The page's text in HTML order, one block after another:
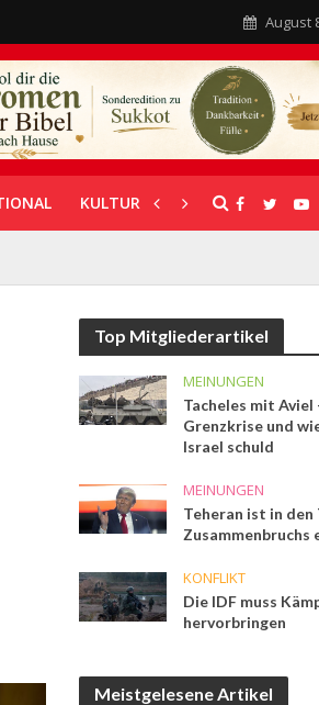
August
KULTUR UNTERSTÜTZUNG
Top Mitgliederartikel
MEINUNGEN
Tacheles mit Aviel
Grenzkrise und
Israel schuld
MEINUNGEN
Teheran ist in den
KONFLIKT
Die IDF muss
hervorbringen
Meistgelesene Artikel